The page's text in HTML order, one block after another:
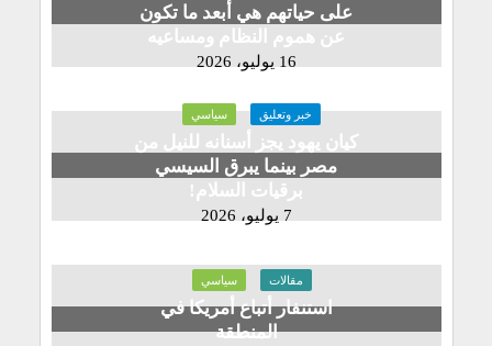
على حياتهم هي أبعد ما تكون
عن هموم النظام ومساعيه
16 يوليو، 2026
خبر وتعليق سياسي
كيان يهود يجز أسنانه للنيل من
مصر بينما يبرق السيسي
برقيات السلام!
7 يوليو، 2026
مقالات سياسي
استنفار أتباع أمريكا في
المنطقة